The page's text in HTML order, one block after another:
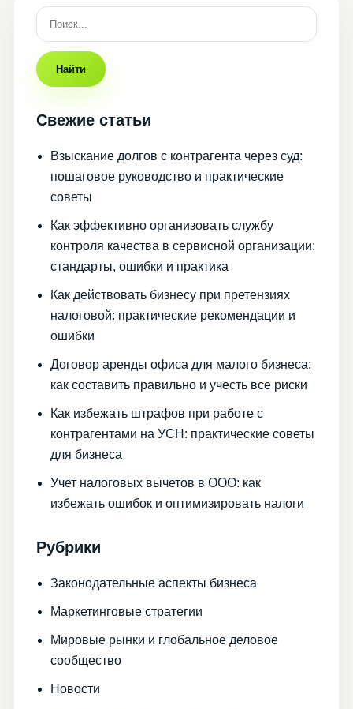
Найти
Свежие статьи
Взыскание долгов с контрагента через суд:
пошаговое руководство и практические
советы
Как эффективно организовать службу
контроля качества в сервисной организации:
стандарты, ошибки и практика
Как действовать бизнесу при претензиях
налоговой: практические рекомендации и
ошибки
Договор аренды офиса для малого бизнеса:
как составить правильно и учесть все риски
Как избежать штрафов при работе с
контрагентами на УСН: практические советы
для бизнеса
Учет налоговых вычетов в ООО: как
избежать ошибок и оптимизировать налоги
Рубрики
Законодательные аспекты бизнеса
Маркетинговые стратегии
Мировые рынки и глобальное деловое
сообщество
Новости